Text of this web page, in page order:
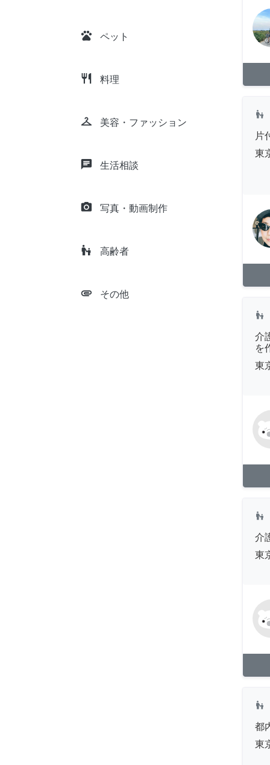
pets ペット
restaurant 料理
checkroom 美容・ファッション
chat 生活相談
camera_alt 写真・動画制作
escalator_warning 高齢者
attachment その他
escalator_warning
片
東
escalator_warning
介
を
東
escalator_warning
介
東
escalator_warning
都
東